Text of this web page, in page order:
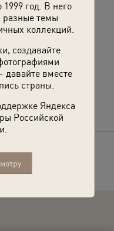
1999 год. В него
разные темы
коллекций.
создавайте
вместе
страны.
Яндекса
Российской
этом фото